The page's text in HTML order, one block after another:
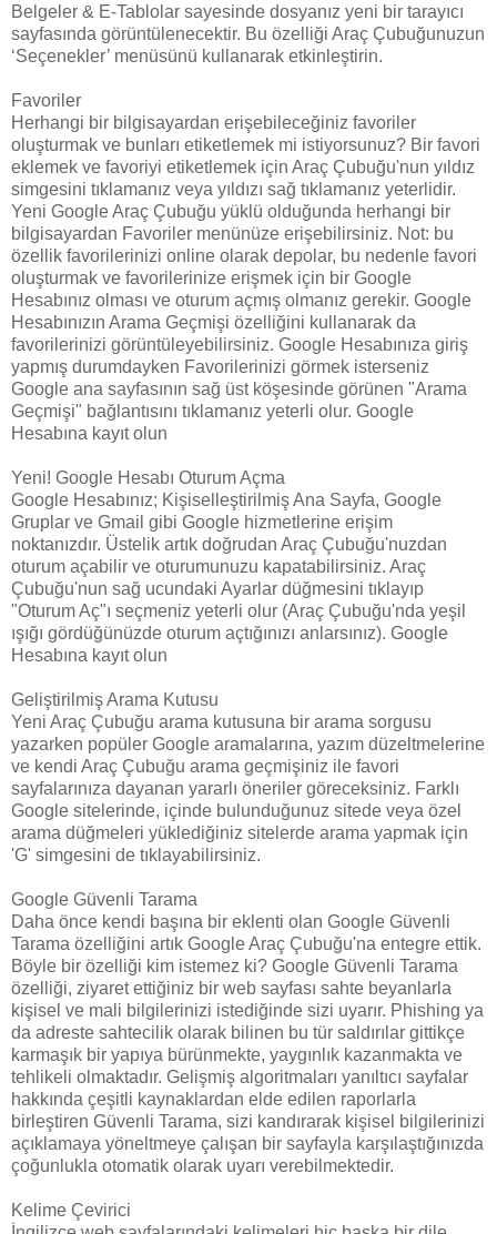
Belgeler & E-Tablolar sayesinde dosyanız yeni bir tarayıcı
sayfasında görüntülenecektir. Bu özelliği Araç Çubuğunuzun
‘Seçenekler’ menüsünü kullanarak etkinleştirin.
Favoriler
Herhangi bir bilgisayardan erişebileceğiniz favoriler
oluşturmak ve bunları etiketlemek mi istiyorsunuz? Bir favori
eklemek ve favoriyi etiketlemek için Araç Çubuğu'nun yıldız
simgesini tıklamanız veya yıldızı sağ tıklamanız yeterlidir.
Yeni Google Araç Çubuğu yüklü olduğunda herhangi bir
bilgisayardan Favoriler menünüze erişebilirsiniz. Not: bu
özellik favorilerinizi online olarak depolar, bu nedenle favori
oluşturmak ve favorilerinize erişmek için bir Google
Hesabınız olması ve oturum açmış olmanız gerekir. Google
Hesabınızın Arama Geçmişi özelliğini kullanarak da
favorilerinizi görüntüleyebilirsiniz. Google Hesabınıza giriş
yapmış durumdayken Favorilerinizi görmek isterseniz
Google ana sayfasının sağ üst köşesinde görünen "Arama
Geçmişi" bağlantısını tıklamanız yeterli olur. Google
Hesabına kayıt olun
Yeni! Google Hesabı Oturum Açma
Google Hesabınız; Kişiselleştirilmiş Ana Sayfa, Google
Gruplar ve Gmail gibi Google hizmetlerine erişim
noktanızdır. Üstelik artık doğrudan Araç Çubuğu'nuzdan
oturum açabilir ve oturumunuzu kapatabilirsiniz. Araç
Çubuğu'nun sağ ucundaki Ayarlar düğmesini tıklayıp
"Oturum Aç"ı seçmeniz yeterli olur (Araç Çubuğu'nda yeşil
ışığı gördüğünüzde oturum açtığınızı anlarsınız). Google
Hesabına kayıt olun
Geliştirilmiş Arama Kutusu
Yeni Araç Çubuğu arama kutusuna bir arama sorgusu
yazarken popüler Google aramalarına, yazım düzeltmelerine
ve kendi Araç Çubuğu arama geçmişiniz ile favori
sayfalarınıza dayanan yararlı öneriler göreceksiniz. Farklı
Google sitelerinde, içinde bulunduğunuz sitede veya özel
arama düğmeleri yüklediğiniz sitelerde arama yapmak için
'G' simgesini de tıklayabilirsiniz.
Google Güvenli Tarama
Daha önce kendi başına bir eklenti olan Google Güvenli
Tarama özelliğini artık Google Araç Çubuğu'na entegre ettik.
Böyle bir özelliği kim istemez ki? Google Güvenli Tarama
özelliği, ziyaret ettiğiniz bir web sayfası sahte beyanlarla
kişisel ve mali bilgilerinizi istediğinde sizi uyarır. Phishing ya
da adreste sahtecilik olarak bilinen bu tür saldırılar gittikçe
karmaşık bir yapıya bürünmekte, yaygınlık kazanmakta ve
tehlikeli olmaktadır. Gelişmiş algoritmaları yanıltıcı sayfalar
hakkında çeşitli kaynaklardan elde edilen raporlarla
birleştiren Güvenli Tarama, sizi kandırarak kişisel bilgilerinizi
açıklamaya yöneltmeye çalışan bir sayfayla karşılaştığınızda
çoğunlukla otomatik olarak uyarı verebilmektedir.
Kelime Çevirici